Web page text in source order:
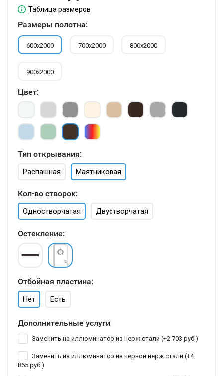
Таблица размеров
Размеры полотна:
600х2000 700х2000 800х2000
900х2000
Цвет:
Тип открывания:
Распашная Маятниковая
Кол-во створок:
Одностворчатая Двустворчатая
Остекление:
Отбойная пластина:
Нет Есть
Дополнительные услуги:
Заменить на иллюминатор из нерж.стали (+2 703 руб. )
Заменить на иллюминатор из черной нерж.стали (+4
865 руб.)